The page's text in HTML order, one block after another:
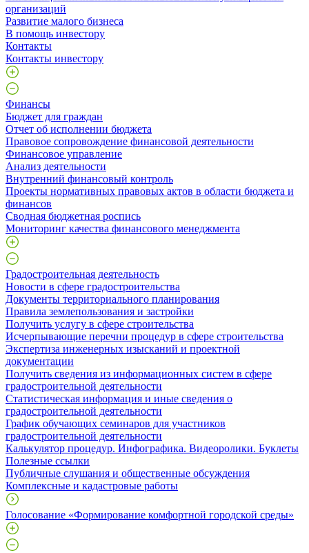
организаций
Развитие малого бизнеса
В помощь инвестору
Контакты
Контакты инвестору
Финансы
Бюджет для граждан
Отчет об исполнении бюджета
Правовое сопровождение финансовой деятельности
Финансовое управление
Анализ деятельности
Внутренний финансовый контроль
Проекты нормативных правовых актов в области бюджета и
финансов
Сводная бюджетная роспись
Мониторинг качества финансового менеджмента
Градостроительная деятельность
Новости в сфере градостроительства
Документы территориального планирования
Правила землепользования и застройки
Получить услугу в сфере строительства
Исчерпывающие перечни процедур в сфере строительства
Экспертиза инженерных изысканий и проектной
документации
Получить сведения из информационных систем в сфере
градостроительной деятельности
Статистическая информация и иные сведения о
градостроительной деятельности
График обучающих семинаров для участников
градостроительной деятельности
Калькулятор процедур. Инфографика. Видеоролики. Буклеты
Полезные ссылки
Публичные слушания и общественные обсуждения
Комплексные и кадастровые работы
Голосование «Формирование комфортной городской среды»